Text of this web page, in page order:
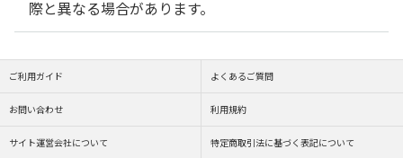
際と異なる場合があります。
ご利用ガイド よくあるご質問
お問い合わせ 利用規約
サイト運営会社について 特定商取引法に基づく表記について